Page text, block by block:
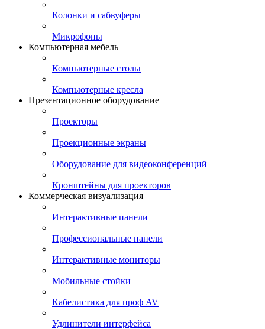
Колонки и сабвуферы
Микрофоны
Компьютерная мебель
Компьютерные столы
Компьютерные кресла
Презентационное оборудование
Проекторы
Проекционные экраны
Оборудование для видеоконференций
Кронштейны для проекторов
Коммерческая визуализация
Интерактивные панели
Профессиональные панели
Интерактивные мониторы
Мобильные стойки
Кабелистика для проф AV
Удлинители интерфейса